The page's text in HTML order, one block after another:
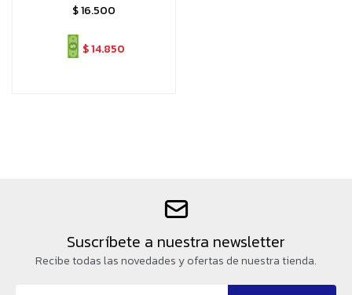
$16.500
$14.850
Suscríbete a nuestra newsletter
Recibe todas las novedades y ofertas de nuestra tienda.